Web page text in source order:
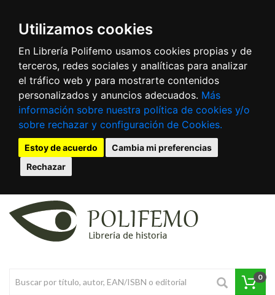
Utilizamos cookies
En Librería Polifemo usamos cookies propias y de
terceros, redes sociales y analíticas para analizar
el tráfico web y para mostrarte contenidos
personalizados y anuncios adecuados. Más
información sobre nuestra política de cookies y/o
sobre rechazar y configuración de Cookies.
Estoy de acuerdo
Cambia mi preferencias
Rechazar
0